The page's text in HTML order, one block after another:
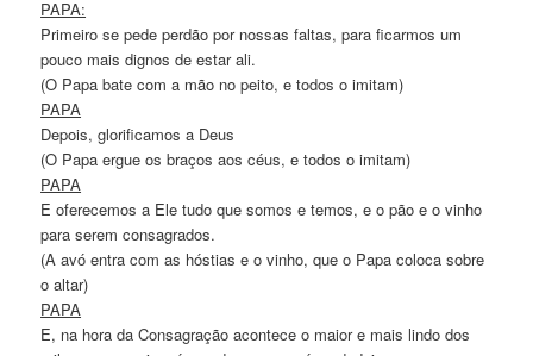
PAPA:
Primeiro se pede perdão por nossas faltas, para ficarmos um
pouco mais dignos de estar ali.
(O Papa bate com a mão no peito, e todos o imitam)
PAPA
Depois, glorificamos a Deus
(O Papa ergue os braços aos céus, e todos o imitam)
PAPA
E oferecemos a Ele tudo que somos e temos, e o pão e o vinho
para serem consagrados.
(A avó entra com as hóstias e o vinho, que o Papa coloca sobre
o altar)
PAPA
E, na hora da Consagração acontece o maior e mais lindo dos